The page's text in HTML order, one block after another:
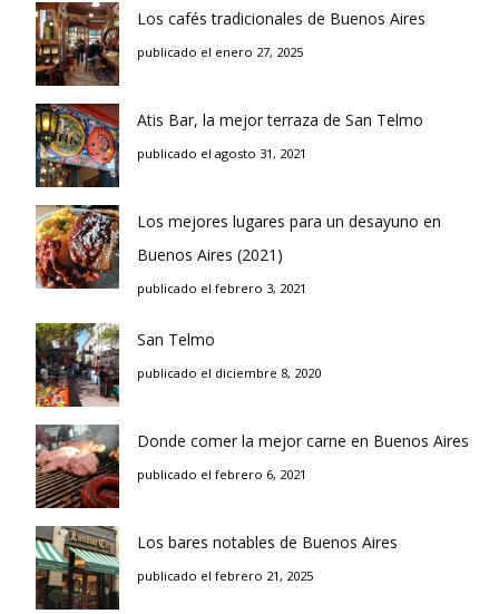
Los cafés tradicionales de Buenos Aires
publicado el enero 27, 2025
Atis Bar, la mejor terraza de San Telmo
publicado el agosto 31, 2021
Los mejores lugares para un desayuno en
Buenos Aires (2021)
publicado el febrero 3, 2021
San Telmo
publicado el diciembre 8, 2020
Donde comer la mejor carne en Buenos Aires
publicado el febrero 6, 2021
Los bares notables de Buenos Aires
publicado el febrero 21, 2025